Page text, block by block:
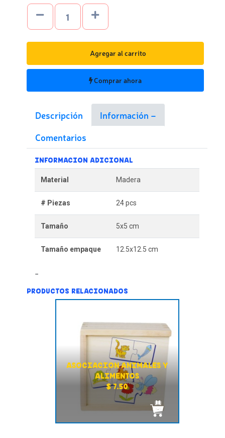
Agregar al carrito
Comprar ahora
Descripción
Información
Comentarios
INFORMACION ADICIONAL
Material Madera
# Piezas 24 pcs
Tamaño 5x5 cm
Tamaño empaque 12.5x12.5 cm
PRODUCTOS RELACIONADOS
ASOCIACION ANIMALES Y
ALIMENTOS
$ 7.50